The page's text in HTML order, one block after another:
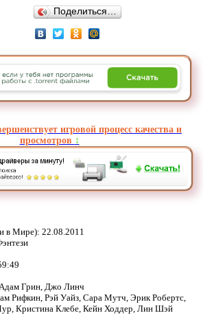
Поделиться…
игровой процесс качества и
просмотров ↕️
в Мире): 22.08.2011
Грин, Джо Линч
Рифкин, Рэй Уайз, Сара Мутч, Эрик Робертс,
Кристина Клебе, Кейн Ходдер, Лин Шэй